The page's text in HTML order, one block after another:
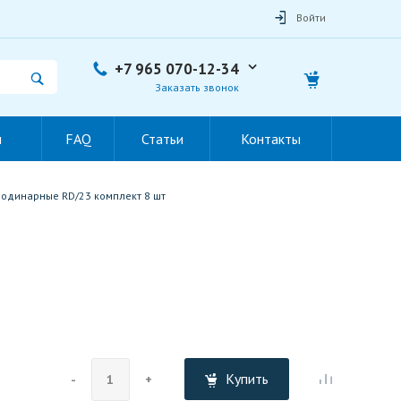
Войти
+7 965 070-12-34
Заказать звонок
FAQ Статьи Контакты
RD/23 комплект 8 шт
- + Купить